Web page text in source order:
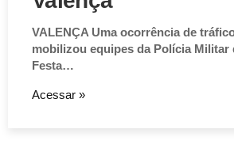
VALENÇA Uma ocorrência de
mobilizou equipes da Polícia Militar
Festa…
Acessar »